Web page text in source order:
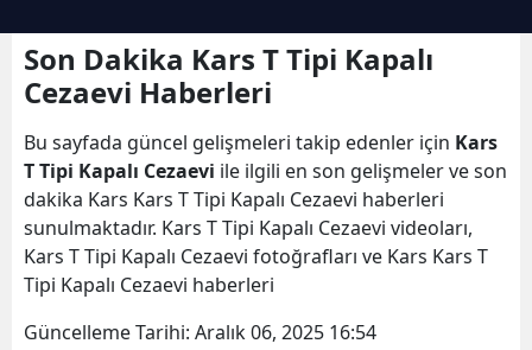
Balıkesir
Bilecik
Bingöl
Bolu
Son Dakika Kars T Tipi Kapalı
Cezaevi Haberleri
Bu sayfada güncel gelişmeleri takip edenler için Kars
T Tipi Kapalı Cezaevi ile ilgili en son gelişmeler ve son
dakika Kars Kars T Tipi Kapalı Cezaevi haberleri
sunulmaktadır. Kars T Tipi Kapalı Cezaevi videoları,
Kars T Tipi Kapalı Cezaevi fotoğrafları ve Kars Kars T
Tipi Kapalı Cezaevi haberleri
Güncelleme Tarihi: Aralık 06, 2025 16:54